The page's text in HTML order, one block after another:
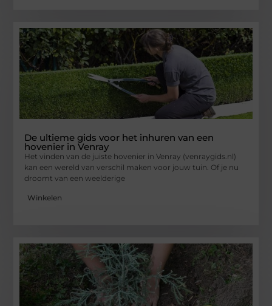
De ultieme gids voor het inhuren van een
hovenier in Venray
Het vinden van de juiste hovenier in Venray (venraygids.nl)
kan een wereld van verschil maken voor jouw tuin. Of je nu
droomt van een weelderige
Winkelen